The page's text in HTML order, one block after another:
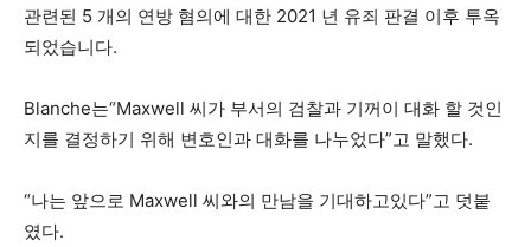
관련된 5 개의 연방 혐의에 대한 2021 년 유죄 판결 이후 투옥
되었습니다.
Blanche는“Maxwell 씨가 부서의 검찰과 기꺼이 대화 할 것인
지를 결정하기 위해 변호인과 대화를 나누었다”고 말했다.
“나는 앞으로 Maxwell 씨와의 만남을 기대하고있다”고 덧붙
였다.